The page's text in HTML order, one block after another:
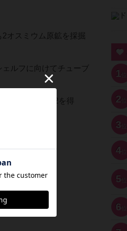
オスミウム原鉱を採掘
ルフに向けてチューブ
来なければ$2を得
急ぐ。
1 位
2 位
3 位
4位
5 位
6 位